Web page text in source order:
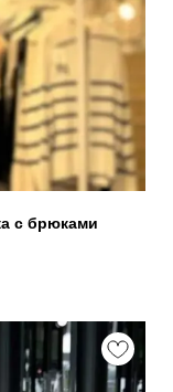
с брюками